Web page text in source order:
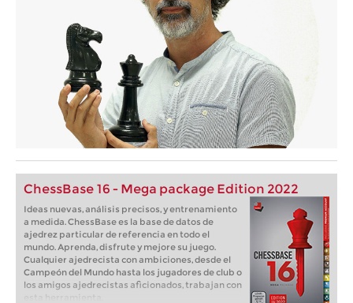
ChessBase 16 - Mega package Edition 2022
Ideas nuevas, análisis precisos, y entrenamiento
a medida. ChessBase es la base de datos de
ajedrez particular de referencia en todo el
mundo. Aprenda, disfrute y mejore su juego.
Cualquier ajedrecista con ambiciones, desde el
Campeón del Mundo hasta los jugadores de club o
los amigos ajedrecistas aficionados, trabajan con